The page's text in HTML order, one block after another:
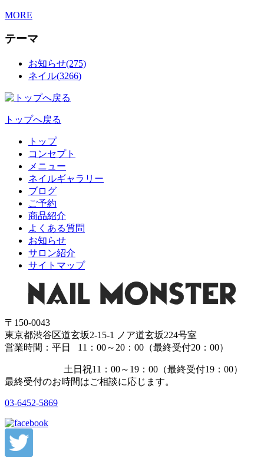
MORE
テーマ
お知らせ(275)
ネイル(3266)
トップへ戻る
トップ
コンセプト
メニュー
ネイルギャラリー
ブログ
ご予約
商品紹介
よくある質問
お知らせ
サロン紹介
サイトマップ
〒150-0043
東京都渋谷区道玄坂2-15-1 ノア道玄坂224号室
営業時間：平日 11：00～20：00（最終受付20：00）
土日祝11：00～19：00（最終受付19：00）
最終受付のお時間はご相談に応じます。
03-6452-5869